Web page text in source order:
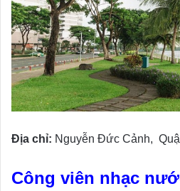
Địa chỉ: Nguyễn Đức Cảnh,
Công viên nhạc